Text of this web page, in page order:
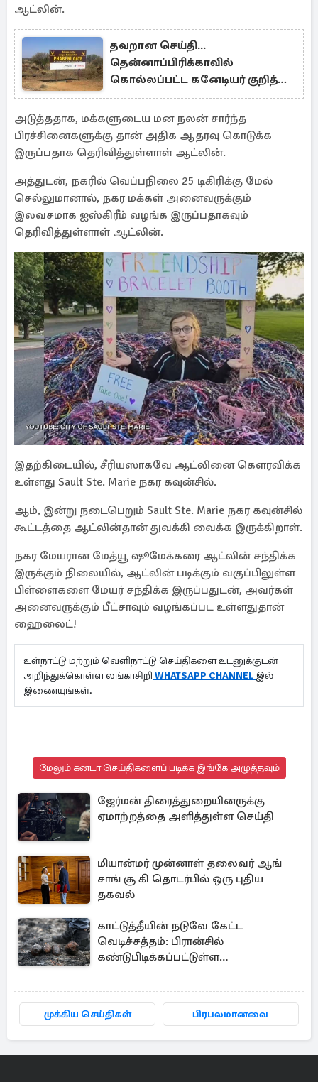
ஆட்லின்.
தவறான செய்தி...
தென்னாப்பிரிக்காவில்
கொல்லப்பட்ட கனேடியர் குறித்து
நண்பர் தெரிவித்துள்ள திடுக்
தகவல்
அடுத்ததாக, மக்களுடைய மன நலன் சார்ந்த
பிரச்சினைகளுக்கு தான் அதிக ஆதரவு கொடுக்க
இருப்பதாக தெரிவித்துள்ளாள் ஆட்லின்.
அத்துடன், நகரில் வெப்பநிலை 25 டிகிரிக்கு மேல்
செல்லுமானால், நகர மக்கள் அனைவருக்கும்
இலவசமாக ஐஸ்கிரீம் வழங்க இருப்பதாகவும்
தெரிவித்துள்ளாள் ஆட்லின்.
இதற்கிடையில், சீரியஸாகவே ஆட்லினை கௌரவிக்க
உள்ளது Sault Ste. Marie நகர கவுன்சில்.
ஆம், இன்று நடைபெறும் Sault Ste. Marie நகர கவுன்சில்
கூட்டத்தை ஆட்லின்தான் துவக்கி வைக்க இருக்கிறாள்.
நகர மேயரான மேத்யூ ஷூமேக்கரை ஆட்லின் சந்திக்க
இருக்கும் நிலையில், ஆட்லின் படிக்கும் வகுப்பிலுள்ள
பிள்ளைகளை மேயர் சந்திக்க இருப்பதுடன், அவர்கள்
அனைவருக்கும் பீட்சாவும் வழங்கப்பட உள்ளதுதான்
ஹைலைட்!
உள்நாட்டு மற்றும் வெளிநாட்டு செய்திகளை உடனுக்குடன்
அறிந்துக்கொள்ள லங்காசிறி WHATSAPP CHANNEL இல்
இணையுங்கள்.
மேலும் கனடா செய்திகளைப் படிக்க இங்கே அழுத்தவும்
ஜேர்மன் திரைத்துறையினருக்கு
ஏமாற்றத்தை அளித்துள்ள செய்தி
மியான்மர் முன்னாள் தலைவர் ஆங்
சாங் சூ கி தொடர்பில் ஒரு புதிய
தகவல்
காட்டுத்தீயின் நடுவே கேட்ட
வெடிச்சத்தம்: பிரான்சில்
கண்டுபிடிக்கப்பட்டுள்ள
முக்கிய செய்திகள் பிரபலமானவை